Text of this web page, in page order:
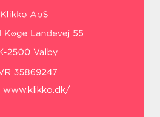
www.klikko.dk/